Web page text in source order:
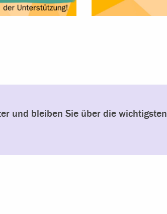
und bleiben Sie über die wichtigsten